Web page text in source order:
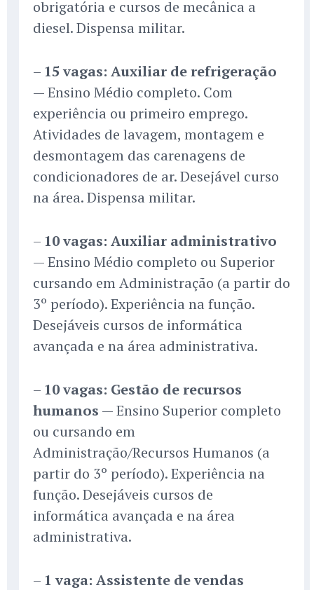
obrigatória e cursos de mecânica a
diesel. Dispensa militar.
– 15 vagas: Auxiliar de refrigeração
— Ensino Médio completo. Com
experiência ou primeiro emprego.
Atividades de lavagem, montagem e
desmontagem das carenagens de
condicionadores de ar. Desejável curso
na área. Dispensa militar.
– 10 vagas: Auxiliar administrativo
— Ensino Médio completo ou Superior
cursando em Administração (a partir do
3º período). Experiência na função.
Desejáveis cursos de informática
avançada e na área administrativa.
– 10 vagas: Gestão de recursos
humanos — Ensino Superior completo
ou cursando em
Administração/Recursos Humanos (a
partir do 3º período). Experiência na
função. Desejáveis cursos de
informática avançada e na área
administrativa.
– 1 vaga: Assistente de vendas